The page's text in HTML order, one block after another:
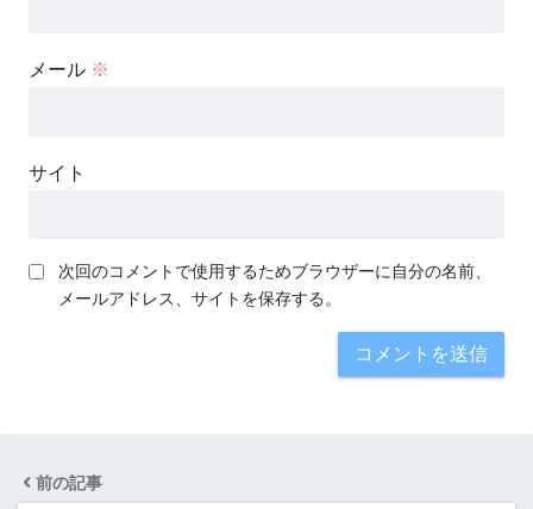
メール ※
サイト
次回のコメントで使用するためブラウザーに自分の名前、
メールアドレス、サイトを保存する。
前の記事